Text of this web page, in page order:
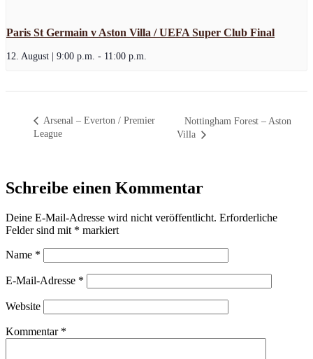
Paris St Germain v Aston Villa / UEFA Super Club Final
12. August | 9:00 p.m. - 11:00 p.m.
Arsenal – Everton / Premier
League
Nottingham Forest – Aston
Villa
Schreibe einen Kommentar
Deine E-Mail-Adresse wird nicht veröffentlicht. Erforderliche
Felder sind mit * markiert
Name *
E-Mail-Adresse *
Website
Kommentar *